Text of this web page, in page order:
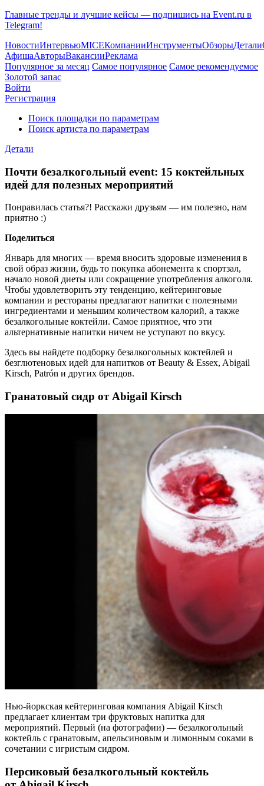
Главные тренды и лучшие кейсы — подпишись на Event.ru в
Telegram!
НовостиИнтервьюMICEКомпанииИнструментыОбзорыДетали
АфишаАвторыВакансииРеклама
Популярное за месяц Самое популярное Самое рекомендуемое
Золотой запас
Войти
Регистрация
Поиск площадки по параметрам
Поиск артиста по параметрам
Детали
Почти безалкогольный event: 15 коктейльных
идей для полезных мероприятий
Понравилась статья?! Расскажи друзьям — им полезно, нам
приятно :)
Поделиться
Январь для многих — время вносить здоровые изменения в
свой образ жизни, будь то покупка абонемента к спортзал,
начало новой диеты или сокращение употребления алкоголя.
Чтобы удовлетворить эту тенденцию, кейтеринговые
компании и рестораны предлагают напитки с полезными
ингредиентами и меньшим количеством калорий, а также
безалкогольные коктейли. Самое приятное, что эти
альтернативные напитки ничем не уступают по вкусу.
Здесь вы найдете подборку безалкогольных коктейлей и
безглютеновых идей для напитков от Beauty & Essex, Abigail
Kirsch, Patrón и других брендов.
Гранатовый сидр от Abigail Kirsch
Нью-йоркская кейтеринговая компания Abigail Kirsch
предлагает клиентам три фруктовых напитка для
мероприятий. Первый (на фотографии) — безалкогольный
коктейль с гранатовым, апельсиновым и лимонным соками в
сочетании с игристым сидром.
Персиковый безалкогольный коктейль